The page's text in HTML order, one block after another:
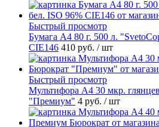
Быстрый просмотр
Бумага А4 80 г. 500 л.
CIE146 410 руб. / шт
Быстрый просмотр
Мультифора А4 30 мкр.
"Премиум" 4 руб. / шт